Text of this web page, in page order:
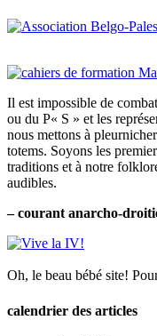
Il est impossible de
ou du P« S » et les
nous mettons à
totems. Soyons les
traditions et à notre
audibles.
– courant anarcho-
Oh, le beau bébé site!
calendrier des articles